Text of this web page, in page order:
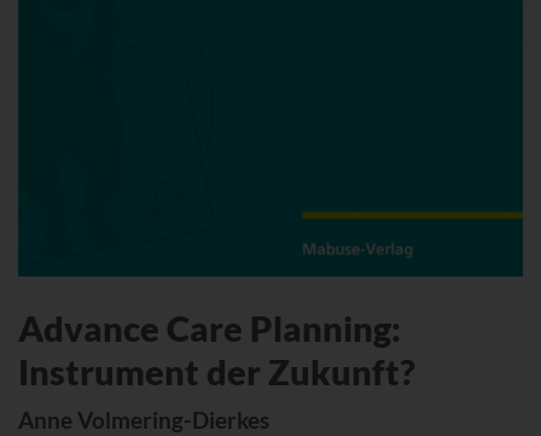
Advance Care Planning:
Instrument der Zukunft?
Anne Volmering-Dierkes